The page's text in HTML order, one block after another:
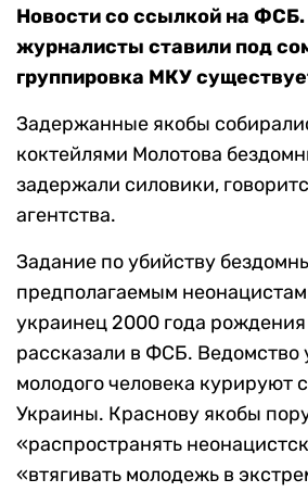
Новости со ссылкой на ФСБ.
журналисты ставили под
группировка МКУ
Задержанные якобы
коктейлями Молотова
задержали силовики,
агентства.
Задание по убийству
предполагаемым
украинец 2000 года
рассказали в ФСБ. Ведомство
молодого человека курируют
Украины. Краснову якобы
«распространять
«втягивать молодежь в